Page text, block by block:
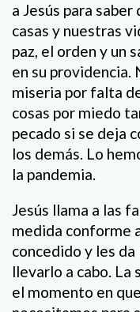
a Jesús para
casas y nuestras
paz, el orden y un
en su providencia.
miseria por falta
cosas por miedo
pecado si se deja
los demás. Lo
la pandemia.
Jesús llama a las
medida conforme
concedido y les da
llevarlo a cabo. La
el momento en